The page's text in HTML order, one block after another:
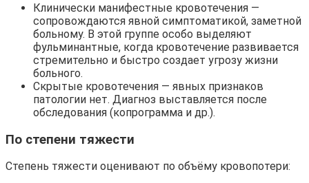
Клинически манифестные кровотечения —
сопровождаются явной симптоматикой, заметной
больному. В этой группе особо выделяют
фульминантные, когда кровотечение развивается
стремительно и быстро создает угрозу жизни
больного.
Скрытые кровотечения — явных признаков
патологии нет. Диагноз выставляется после
обследования (копрограмма и др.).
По степени тяжести
Степень тяжести оценивают по объёму кровопотери: